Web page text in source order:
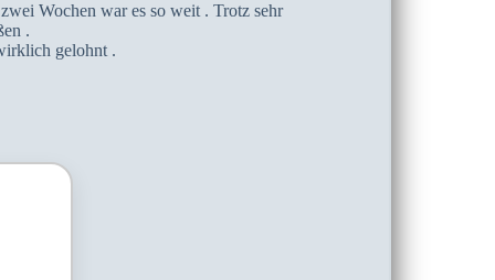
Wochen war es so weit . Trotz sehr
.
gelohnt .